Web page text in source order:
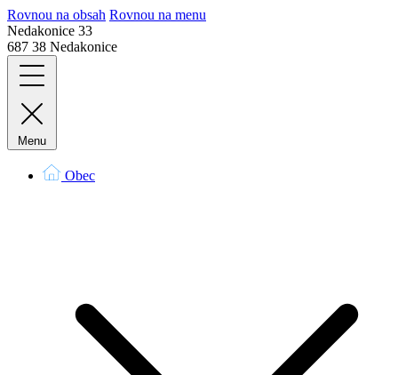
Rovnou na obsah Rovnou na menu
Nedakonice 33
687 38 Nedakonice
Menu
Obec